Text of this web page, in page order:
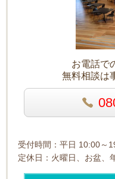
お電話で
無料相談は
受付時間：平日 10:00～
定休日：火曜日、お盆、